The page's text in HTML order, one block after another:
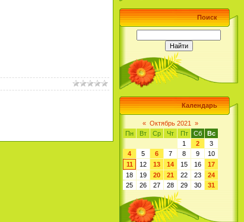
Поиск
Календарь
« Октябрь 2021
»
Пн
Вт Ср Чт Пт Сб
Вс
1
2
3
4
5 6 7 8 9
10
11
12 13 14 15 16
17
18
19 20 21 22 23
24
25
26 27 28 29 30 31